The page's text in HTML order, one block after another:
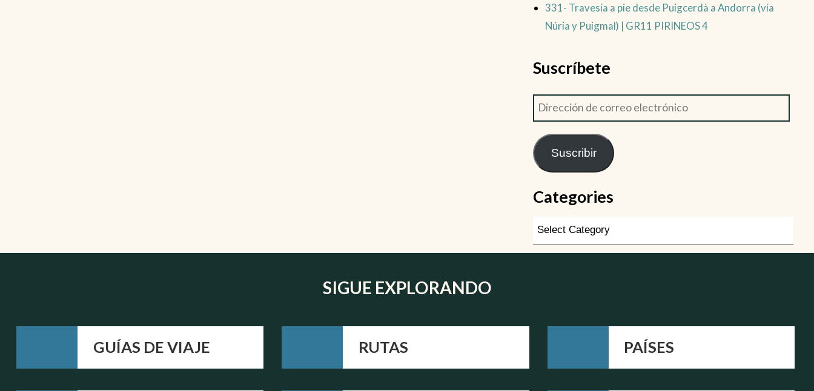
331- Travesía a pie desde Puigcerdà a Andorra (vía
Núria y Puigmal) | GR11 PIRINEOS 4
Suscríbete
Suscribir
Categories
SIGUE EXPLORANDO
GUÍAS DE VIAJE RUTAS PAÍSES